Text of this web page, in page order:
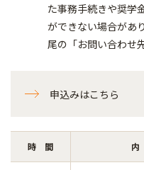
た事務手続きや奨学
ができない場合があ
尾の「お問い合わせ
申込みはこちら
時 間